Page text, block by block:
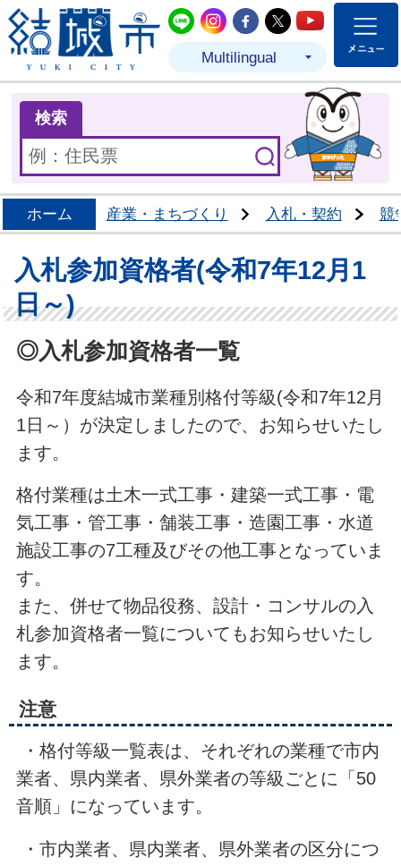
結城市公式LINE
結城市公式Instagram
結城市公式
結城市公式
結城市
Multilingual
検索
ホーム 産業・まちづくり 入札・契約 競
入札参加資格者(令和7年12月1
日～)
◎入札参加資格者一覧
令和7年度結城市業種別格付等級(令和7年12月
1日～）が決定しましたので、お知らせいたし
ます。
格付業種は土木一式工事・建築一式工事・電
気工事・管工事・舗装工事・造園工事・水道
施設工事の7工種及びその他工事となっていま
す。
また、併せて物品役務、設計・コンサルの入
札参加資格者一覧についてもお知らせいたし
ます。
注意
・格付等級一覧表は、それぞれの業種で市内
業者、県内業者、県外業者の等級ごとに「50
音順」になっています。
・市内業者、県内業者、県外業者の区分につ